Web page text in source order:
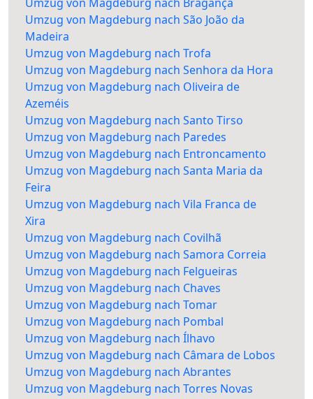
Umzug von Magdeburg nach São João da
Madeira
Umzug von Magdeburg nach Trofa
Umzug von Magdeburg nach Senhora da Hora
Umzug von Magdeburg nach Oliveira de
Azeméis
Umzug von Magdeburg nach Santo Tirso
Umzug von Magdeburg nach Paredes
Umzug von Magdeburg nach Entroncamento
Umzug von Magdeburg nach Santa Maria da
Feira
Umzug von Magdeburg nach Vila Franca de
Xira
Umzug von Magdeburg nach Covilhã
Umzug von Magdeburg nach Samora Correia
Umzug von Magdeburg nach Felgueiras
Umzug von Magdeburg nach Chaves
Umzug von Magdeburg nach Tomar
Umzug von Magdeburg nach Pombal
Umzug von Magdeburg nach Ílhavo
Umzug von Magdeburg nach Câmara de Lobos
Umzug von Magdeburg nach Abrantes
Umzug von Magdeburg nach Torres Novas